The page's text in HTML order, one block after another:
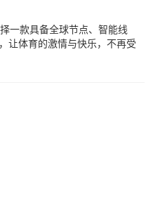
一款具备全球节点、智能线
让体育的激情与快乐，不再受